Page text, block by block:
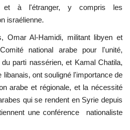
et à l'étranger, y compris les
israélienne.
Omar Al-Hamidi, militant libyen et
national arabe pour l'unité,
parti nassérien, et Kamal Chatila,
libanais, ont souligné l'importance de
arabe et régionale, et la nécessité
qui se rendent en Syrie depuis
une conférence nationaliste